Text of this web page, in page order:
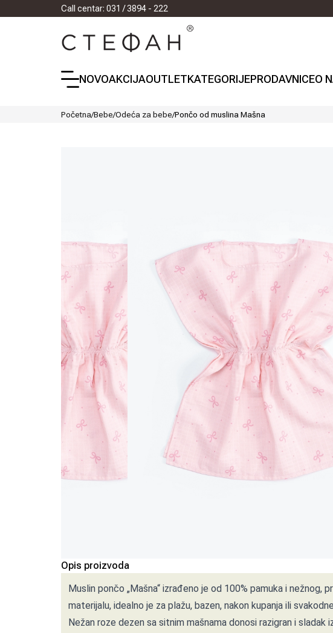
Call centar: 031 / 3894 - 222
NOVOAKCIJAOUTLETKATEGORIJEPRODAVNICEO
Početna/Bebe/Odeća za bebe/Pončo od muslina Mašna
Opis proizvoda
Muslin pončo „Mašna“ izrađeno je od 100% pamuka i
materijalu, idealno je za plažu, bazen, nakon kupanja ili
Nežan roze dezen sa sitnim mašnama donosi razigran i